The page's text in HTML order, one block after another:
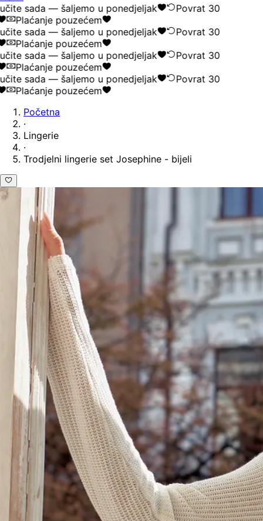
sada — šaljemo u ponedjeljak
Povrat 30
Plaćanje pouzećem
sada — šaljemo u ponedjeljak
Povrat 30
Plaćanje pouzećem
sada — šaljemo u ponedjeljak
Povrat 30
Plaćanje pouzećem
sada — šaljemo u ponedjeljak
Povrat 30
Plaćanje pouzećem
Početna
·
Lingerie
·
Trodjelni lingerie set Josephine - bijeli